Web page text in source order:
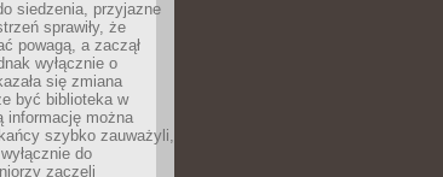
siedzenia, przyjazne
sprawiły, że
powagą, a zaczął
wyłącznie o
się zmiana
być biblioteka w
informację można
szybko zauważyli,
do
zaczęli